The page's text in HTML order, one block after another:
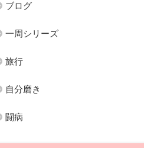
ブログ
一周シリーズ
旅行
自分磨き
闘病